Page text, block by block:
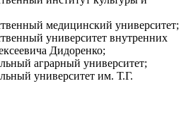
медицинский университет;
университет внутренних
Дидоренко;
аграрный университет;
университет им. Т.Г.